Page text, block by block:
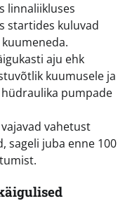
linnaliikluses
startides kuluvad
aju ehk
kuumusele ja
pumpade
vahetust
sageli juba enne 100